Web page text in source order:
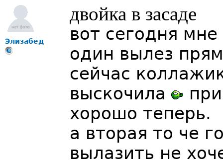
Элизабед
двойка в засаде
вот сегодня
один вылез
сейчас
выскочила
хорошо теперь.
а вторая то че
вылазить не